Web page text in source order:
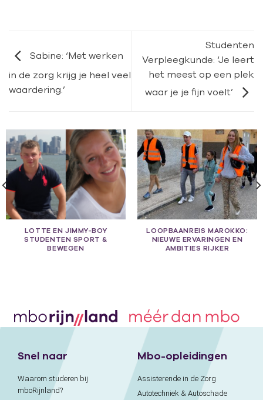
Sabine: ‘Met werken
in de zorg krijg je heel veel
waardering.’
Studenten
Verpleegkunde: ‘Je leert
het meest op een plek
waar je je fijn voelt’
LOTTE EN JIMMY-BOY
STUDENTEN SPORT &
BEWEGEN
LOOPBAANREIS MAROKKO:
NIEUWE ERVARINGEN EN
AMBITIES RIJKER
Snel naar
Waarom studeren bij
mboRijnland?
Mbo-opleidingen
Assisterende in de Zorg
Autotechniek & Autoschade